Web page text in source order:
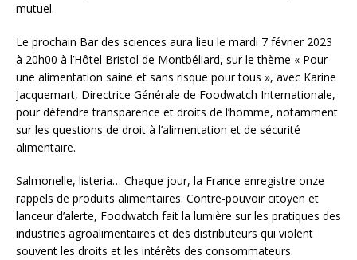
mutuel.
Le prochain Bar des sciences aura lieu le mardi 7 février 2023
à 20h00 à l’Hôtel Bristol de Montbéliard, sur le thème « Pour
une alimentation saine et sans risque pour tous », avec Karine
Jacquemart, Directrice Générale de Foodwatch Internationale,
pour défendre transparence et droits de l’homme, notamment
sur les questions de droit à l’alimentation et de sécurité
alimentaire.
Salmonelle, listeria… Chaque jour, la France enregistre onze
rappels de produits alimentaires. Contre-pouvoir citoyen et
lanceur d’alerte, Foodwatch fait la lumière sur les pratiques des
industries agroalimentaires et des distributeurs qui violent
souvent les droits et les intérêts des consommateurs.